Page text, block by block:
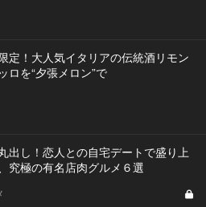
定！大人気イタリアの伝統酒リモン
ロを“夕張メロン”で
出し！恋人との自宅デートで盛り上
究極の有名店肉グルメ６選